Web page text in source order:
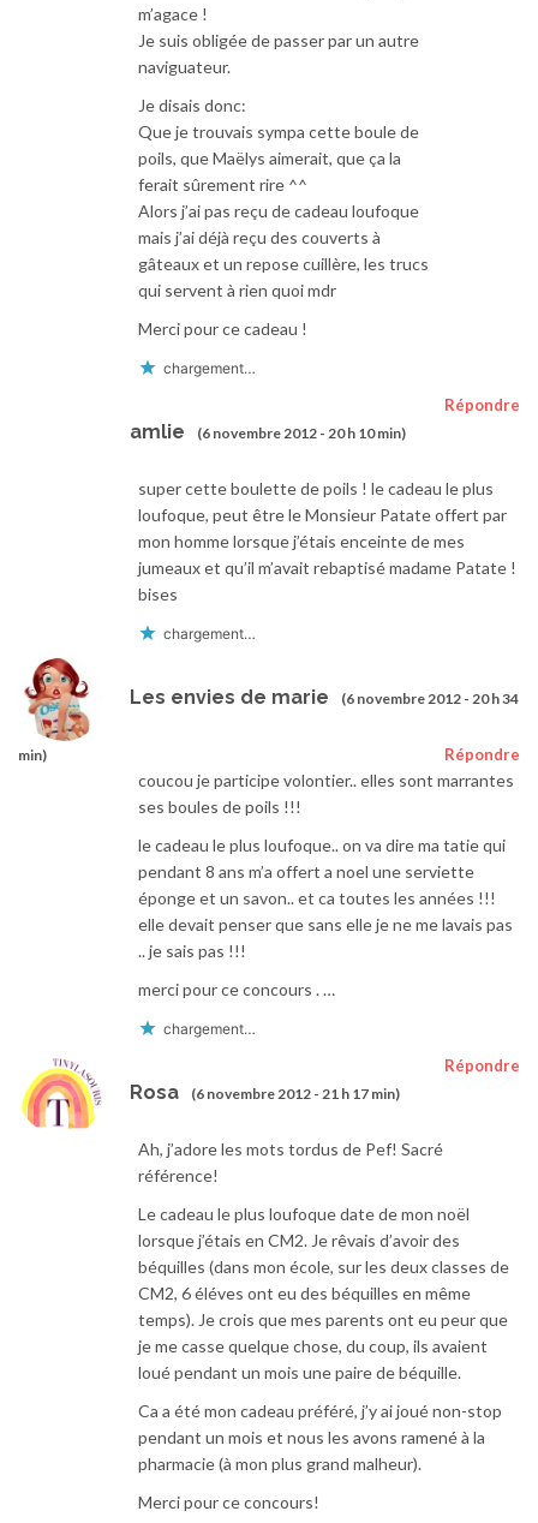
m’agace !
Je suis obligée de passer par un autre
naviguateur.
Je disais donc:
Que je trouvais sympa cette boule de
poils, que Maëlys aimerait, que ça la
ferait sûrement rire ^^
Alors j’ai pas reçu de cadeau loufoque
mais j’ai déjà reçu des couverts à
gâteaux et un repose cuillère, les trucs
qui servent à rien quoi mdr
Merci pour ce cadeau !
chargement…
amlie (6 novembre 2012 - 20 h 10 min)
Répondre
super cette boulette de poils ! le cadeau le plus
loufoque, peut être le Monsieur Patate offert par
mon homme lorsque j’étais enceinte de mes
jumeaux et qu’il m’avait rebaptisé madame Patate !
bises
chargement…
Les envies de marie (6 novembre 2012 - 20 h 34
min) Répondre
coucou je participe volontier.. elles sont marrantes
ses boules de poils !!!
le cadeau le plus loufoque.. on va dire ma tatie qui
pendant 8 ans m’a offert a noel une serviette
éponge et un savon.. et ca toutes les années !!!
elle devait penser que sans elle je ne me lavais pas
.. je sais pas !!!
merci pour ce concours . …
chargement…
Rosa (6 novembre 2012 - 21 h 17 min)
Répondre
Ah, j’adore les mots tordus de Pef! Sacré
référence!
Le cadeau le plus loufoque date de mon noël
lorsque j’étais en CM2. Je rêvais d’avoir des
béquilles (dans mon école, sur les deux classes de
CM2, 6 éléves ont eu des béquilles en même
temps). Je crois que mes parents ont eu peur que
je me casse quelque chose, du coup, ils avaient
loué pendant un mois une paire de béquille.
Ca a été mon cadeau préféré, j’y ai joué non-stop
pendant un mois et nous les avons ramené à la
pharmacie (à mon plus grand malheur).
Merci pour ce concours!